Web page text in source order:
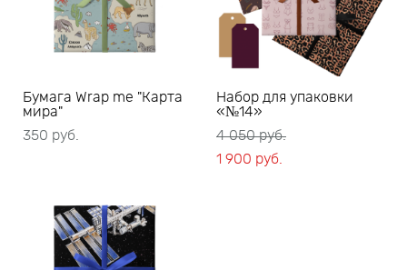
Бумага Wrap me "Карта
мира"
350 pуб.
Набор для упаковки
«№14»
4 050 pуб.
1 900 pуб.